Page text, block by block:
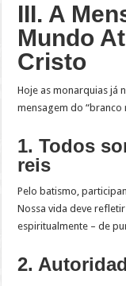
III. A
Mundo
Cristo
Hoje as monarquias já
mensagem do
1. Todos
reis
Pelo batismo,
Nossa vida deve
espiritualmente – de
2.